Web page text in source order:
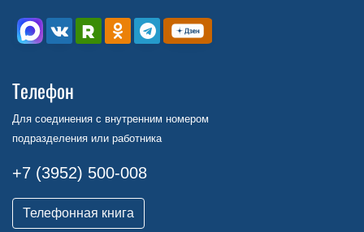
Телефон
Для соединения с внутренним номером
подразделения или работника
+7 (3952) 500-008
Телефонная книга